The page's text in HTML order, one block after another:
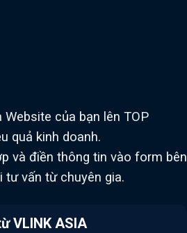
của bạn lên TOP
quả kinh doanh.
và điền thông tin vào form bên
tư vấn từ chuyên gia.
VLINK ASIA